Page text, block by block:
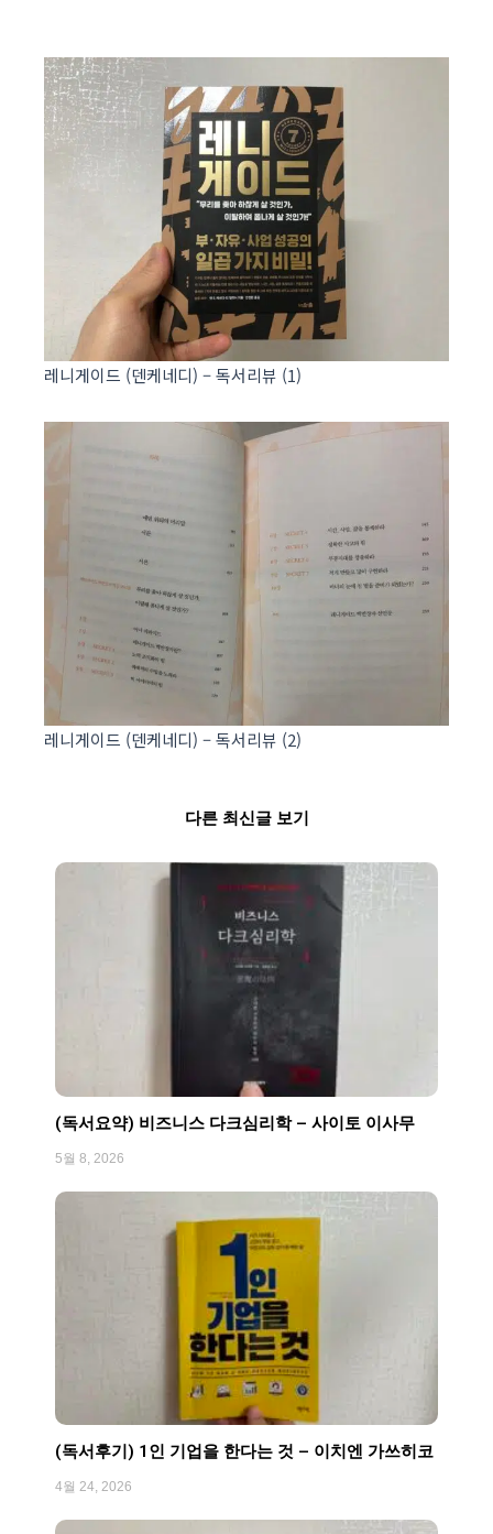
레니게이드 (덴케네디) – 독서리뷰 (1)
레니게이드 (덴케네디) – 독서리뷰 (2)
다른 최신글 보기
(독서요약) 비즈니스 다크심리학 – 사이토 이사무
5월 8, 2026
(독서후기) 1인 기업을 한다는 것 – 이치엔 가쓰히코
4월 24, 2026